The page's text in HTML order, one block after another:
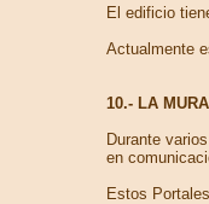
El edificio
Actualmente
10.- LA
Durante
en
Estos